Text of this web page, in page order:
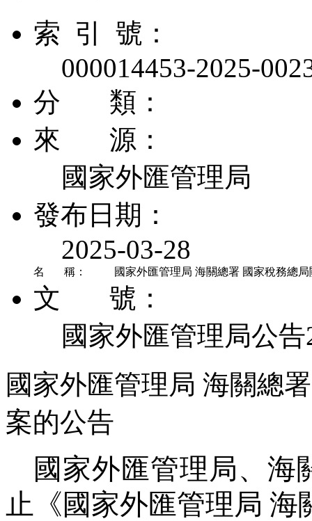
索 引 號：
000014453-2025-
分 類：
來 源：
國家外匯管理局
發布日期：
2025-03-28
名 稱： 國家外匯管理局 海關總署 國家稅務總
文 號：
國家外匯管理局公
國家外匯管理局 海關總
案的公告
國家外匯管理局、海
止《國家外匯管理局 海